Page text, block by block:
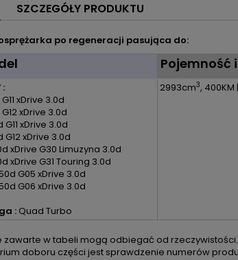
SZCZEGÓŁY PRODUKTU
po regeneracji pasująca do:
Pojemność
:
xDrive 3.0d
xDrive 3.0d
G11 xDrive 3.0d
G12 xDrive 3.0d
xDrive G30 Limuzyna 3.0d
xDrive G31 Touring 3.0d
G05 xDrive 3.0d
G06 xDrive 3.0d
: Quad Turbo
2993cm3, 400KM
zawarte w tabeli mogą odbiegać od
doboru części jest sprawdzenie numerów